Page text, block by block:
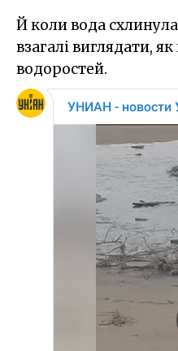
Й коли вода
взагалі виглядати,
водоростей.